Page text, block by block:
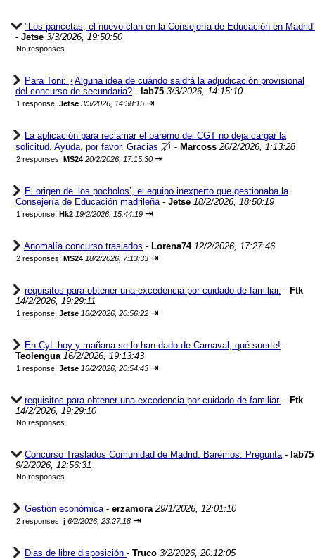
"Los pancetas, el nuevo clan en la Consejería de Educación en
- Jetse 3/3/2026, 19:50:50
No responses
Para Toni: ¿Alguna idea de cuándo saldrá la adjudicación provisional
del concurso de secundaria? - lab75 3/3/2026, 14:15:10
1 response; Jetse 3/3/2026, 14:38:15 ⇥
La aplicación para reclamar el baremo del CGT no deja cargar la
solicitud. Ayuda, por favor. Gracias
- Marcoss 20/2/2026, 1:13:28
2 responses; MS24 20/2/2026, 17:15:30 ⇥
El origen de ‘los pocholos’, el equipo inexperto que gestionaba la
Consejería de Educación madrileña- Jetse 18/2/2026, 18:50:19
1 response; Hk2 19/2/2026, 15:44:19 ⇥
Anomalía concurso traslados - Lorena74 12/2/2026, 17:27:46
2 responses; MS24 18/2/2026, 7:13:33 ⇥
requisitos para obtener una excedencia por cuidado de familiar. - Ftk
14/2/2026, 19:29:11
1 response; Jetse 16/2/2026, 20:56:22 ⇥
En CyL hoy y mañana se lo han dado de Carnaval, qué suerte! -
Teolengua 16/2/2026, 19:13:43
1 response; Jetse 16/2/2026, 20:54:43 ⇥
requisitos para obtener una excedencia por cuidado de familiar. - Ftk
14/2/2026, 19:29:10
No responses
Concurso Traslados Comunidad de Madrid. Baremos. Pregunta- lab75
9/2/2026, 12:56:31
No responses
Gestión económica - erzamora 29/1/2026, 12:01:10
2 responses; j 6/2/2026, 23:27:18 ⇥
Dias de libre disposición - Truco 3/2/2026, 20:12:05